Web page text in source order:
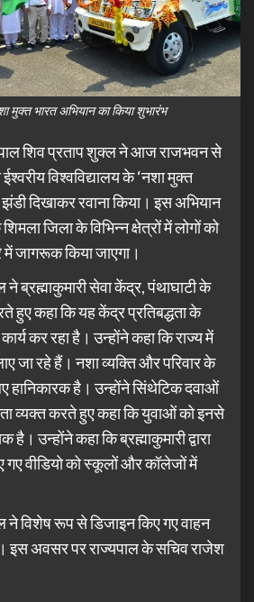
मुक्त भारत अभियान का किया शुभारंभ
शिव प्रताप शुक्ल ने आज राजभवन से
ईश्वरीय विश्वविद्यालय के ‘नशा मुक्त
झंडी दिखाकर रवाना किया। इस अभियान
जिला के विभिन्न क्षेत्रों में लोगों को
में जागरूक किया जाएगा।
ब्रह्माकुमारी सेवा केंद्र, पंथाघाटी के
हुए कहा कि यह केंद्र प्रतिबद्धता के
कर रहा है। उन्होंने कहा कि राज्य में
जा रहे हैं। नशा व्यक्ति और परिवार के
हानिकारक है। उन्होंने सिंथेटिक दवाओं
व्यक्त करते हुए कहा कि युवाओं को इनसे
उन्होंने कहा कि ब्रह्माकुमारी द्वारा
गए वीडियो को स्कूलों और कॉलेजों में
ने विशेष रूप से डिजाइन किए गए वाहन
इस अवसर पर राज्यपाल के सचिव राजेश